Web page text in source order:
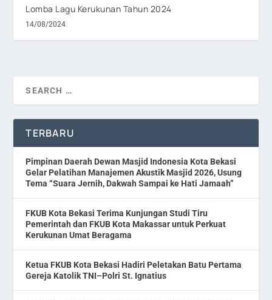
Lomba Lagu Kerukunan Tahun 2024
14/08/2024
TERBARU
Pimpinan Daerah Dewan Masjid Indonesia Kota Bekasi
Gelar Pelatihan Manajemen Akustik Masjid 2026, Usung
Tema “Suara Jernih, Dakwah Sampai ke Hati Jamaah”
FKUB Kota Bekasi Terima Kunjungan Studi Tiru
Pemerintah dan FKUB Kota Makassar untuk Perkuat
Kerukunan Umat Beragama
Ketua FKUB Kota Bekasi Hadiri Peletakan Batu Pertama
Gereja Katolik TNI–Polri St. Ignatius